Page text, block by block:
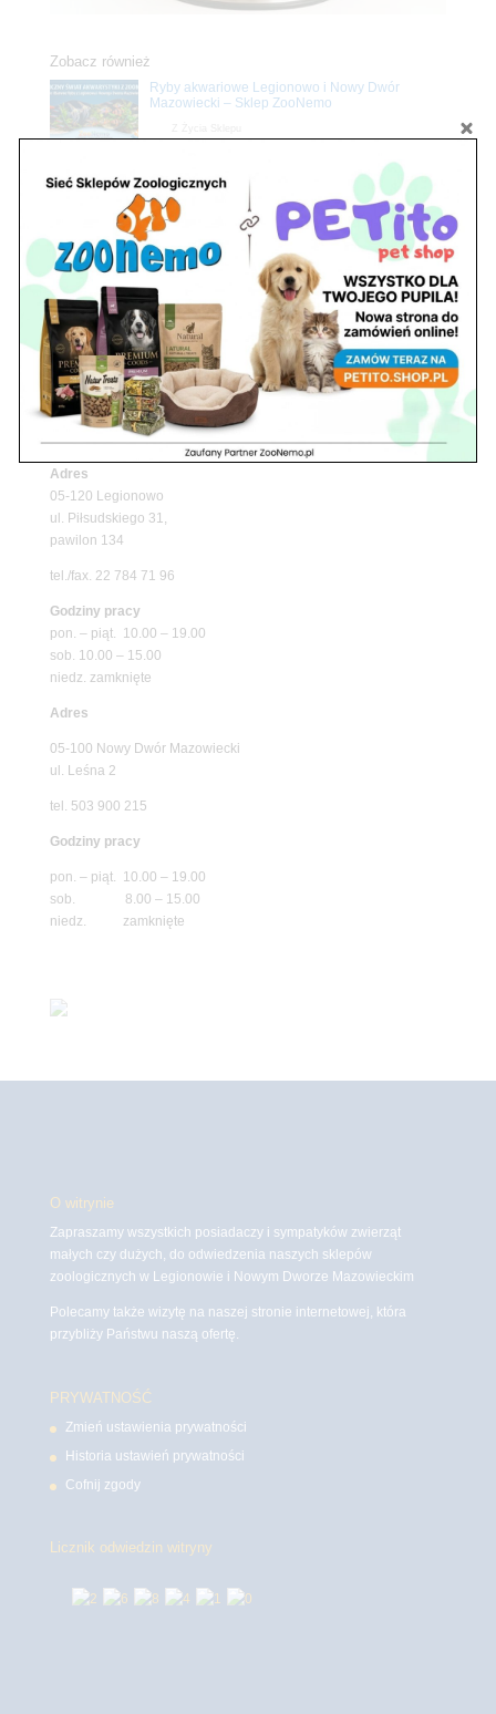
Zobacz również
Ryby akwariowe Legionowo i Nowy Dwór
Mazowiecki – Sklep ZooNemo
Z Życia Sklepu
Stwórz podwodne arcydzieło: Najpiękniejsze
rośliny akwariowe w ZooNemo – Legionowo i
Nowy Dwór Mazowiecki
Upały wracają! Zadbaj o komfort swojego pupila
z matami chłodzącymi ZooNemo
Z Życia Sklepu
Petito Pet Shop – Internetowy Sklep Zoologiczny
Online! Wszystko Dla Twojego Pupila | ZooNemo
Znajdź nas
Adres
05-120 Legionowo
ul. Piłsudskiego 31,
pawilon 134
tel./fax. 22 784 71 96
Godziny pracy
pon. – piąt. 10.00 – 19.00
sob. 10.00 – 15.00
niedz. zamknięte
Adres
05-100 Nowy Dwór Mazowiecki
ul. Leśna 2
tel. 503 900 215
Godziny pracy
pon. – piąt. 10.00 – 19.00
sob. 8.00 – 15.00
niedz. zamknięte
O witrynie
Zapraszamy wszystkich posiadaczy i sympatyków zwierząt
małych czy dużych, do odwiedzenia naszych sklepów
zoologicznych w Legionowie i Nowym Dworze Mazowieckim
Polecamy także wizytę na naszej stronie internetowej, która
przybliży Państwu naszą ofertę.
PRYWATNOŚĆ
Zmień ustawienia prywatności
Historia ustawień prywatności
Cofnij zgody
Licznik odwiedzin witryny